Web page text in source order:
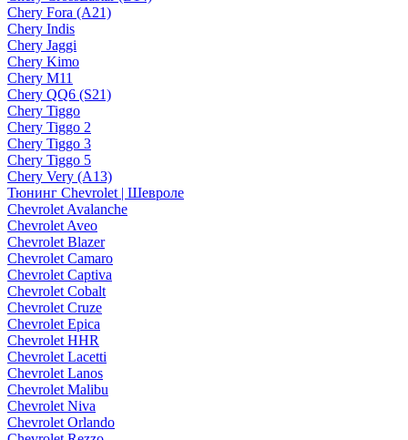
Chery Fora (A21)
Chery Indis
Chery Jaggi
Chery Kimo
Chery M11
Chery QQ6 (S21)
Chery Tiggo
Chery Tiggo 2
Chery Tiggo 3
Chery Tiggo 5
Chery Very (A13)
Тюнинг Chevrolet | Шевроле
Chevrolet Avalanche
Chevrolet Aveo
Chevrolet Blazer
Chevrolet Camaro
Chevrolet Captiva
Chevrolet Cobalt
Chevrolet Cruze
Chevrolet Epica
Chevrolet HHR
Chevrolet Lacetti
Chevrolet Lanos
Chevrolet Malibu
Chevrolet Niva
Chevrolet Orlando